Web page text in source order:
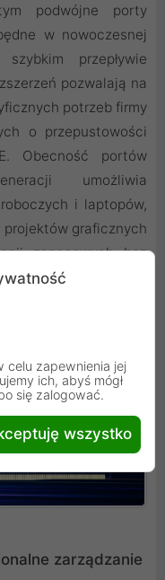
podwójne porty
w nowoczesnej
przepływie
pozwalają na
potrzeb firmy
o przepustowości
Obecność portów
umożliwia
i laptopów,
projektów graficznych
zapasowych bez
zarządzanie
celu zapewnienia jej
ich, abyś mógł
się zalogować.
wszystko